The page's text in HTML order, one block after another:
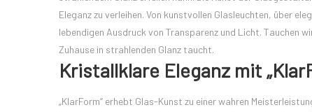
Eleganz zu verleihen. Von kunstvollen Glasleuchten, über
lebendigen Ausdruck von Transparenz und Licht. Tauchen
Zuhause in strahlenden Glanz taucht.
Kristallklare Eleganz mit
„KlarForm“ erhebt Glas-Kunst zu einer wahren